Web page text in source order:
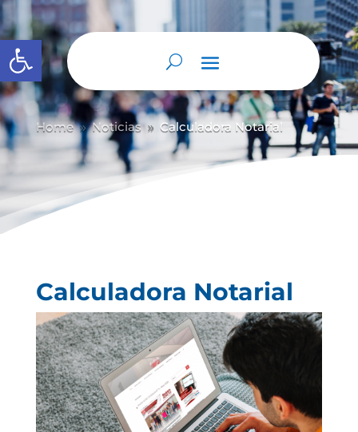
Abrir barra de herramientas
Home 9 Noticias 9 Calculadora Notarial
Calculadora Notarial